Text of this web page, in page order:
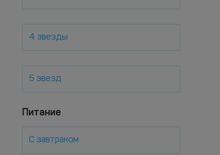
4 звезды
5 звезд
Питание
С завтраком